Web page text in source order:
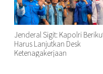
Jenderal Sigit: Kapolri
Harus Lanjutkan Desk
Ketenagakerjaan